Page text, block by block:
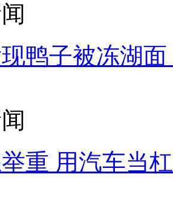
鸭子被冻湖
重 用汽车当